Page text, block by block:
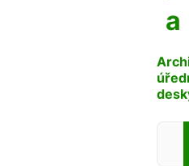
a